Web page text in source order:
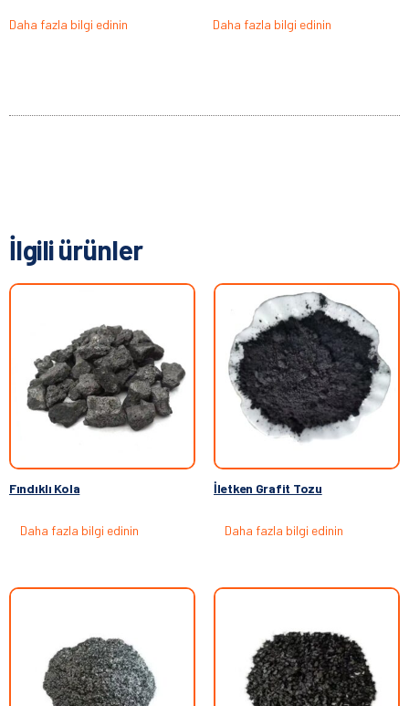
Daha fazla bilgi edinin Daha fazla bilgi edinin
İlgili ürünler
Fındıklı Kola
Daha fazla bilgi edinin
İletken Grafit Tozu
Daha fazla bilgi edinin